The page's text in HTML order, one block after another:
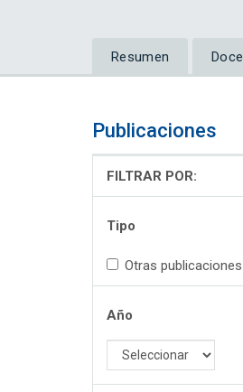
Resumen
Publicaciones
FILTRAR POR:
Tipo
Otras
Año